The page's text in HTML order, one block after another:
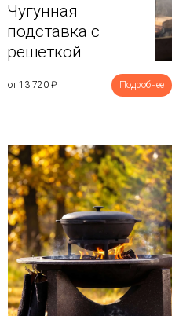
Чугунная
подставка с
решеткой
от 13 720 ₽ Подробнее